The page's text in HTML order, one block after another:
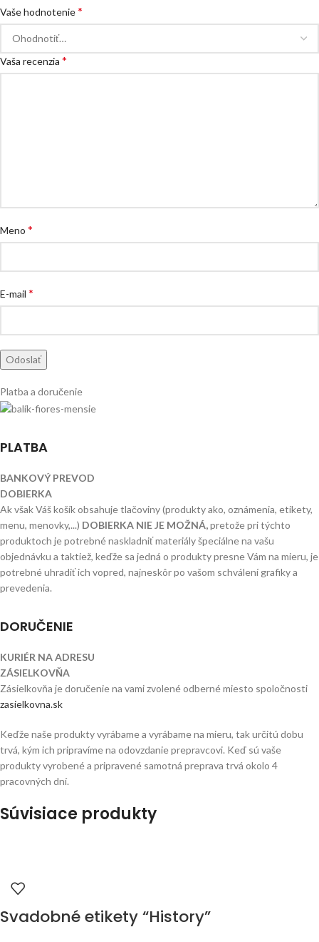
Vaše hodnotenie*
Vaša recenzia *
Meno *
E-mail *
Platba a doručenie
PLATBA
BANKOVÝ PREVOD
DOBIERKA
Ak však Váš košík obsahuje tlačoviny (produkty ako, oznámenia, etikety,
menu, menovky,...) DOBIERKA NIE JE MOŽNÁ,pretože pri týchto
produktoch je potrebné naskladniť materiály špeciálne na vašu
objednávku a taktiež, keďže sa jedná o produkty presne Vám na mieru, je
potrebné uhradiť ich vopred, najneskôr po vašom schválení grafiky a
prevedenia.
DORUČENIE
KURIÉR NA ADRESU
ZÁSIELKOVŇA
Zásielkovňa je doručenie na vami zvolené odberné miesto spoločnosti
zasielkovna.sk
Keďže naše produkty vyrábame a vyrábame na mieru, tak určitú dobu
trvá, kým ich pripravíme na odovzdanie prepravcovi. Keď sú vaše
produkty vyrobené a pripravené samotná preprava trvá okolo 4
pracovných dní.
Súvisiace produkty
Svadobné etikety “History”